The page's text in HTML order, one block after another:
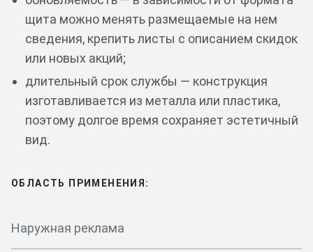
щита можно менять размещаемые на нем
сведения, крепить листы с описанием скидок
или новых акций;
длительный срок службы — конструкция
изготавливается из металла или пластика,
поэтому долгое время сохраняет эстетичный
вид.
ОБЛАСТЬ ПРИМЕНЕНИЯ:
Наружная реклама